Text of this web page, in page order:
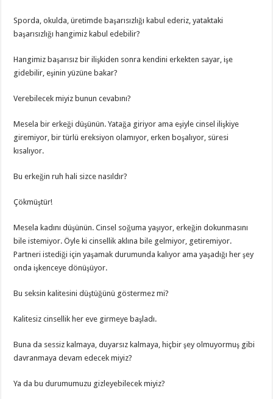
Sporda, okulda, üretimde başarısızlığı kabul ederiz, yataktaki
başarısızlığı hangimiz kabul edebilir?
Hangimiz başarısız bir ilişkiden sonra kendini erkekten sayar, işe
gidebilir, eşinin yüzüne bakar?
Verebilecek miyiz bunun cevabını?
Mesela bir erkeği düşünün. Yatağa giriyor ama eşiyle cinsel ilişkiye
giremiyor, bir türlü ereksiyon olamıyor, erken boşalıyor, süresi
kısalıyor.
Bu erkeğin ruh hali sizce nasıldır?
Çökmüştür!
Mesela kadını düşünün. Cinsel soğuma yaşıyor, erkeğin dokunmasını
bile istemiyor. Öyle ki cinsellik aklına bile gelmiyor, getiremiyor.
Partneri istediği için yaşamak durumunda kalıyor ama yaşadığı her şey
onda işkenceye dönüşüyor.
Bu seksin kalitesini düştüğünü göstermez mi?
Kalitesiz cinsellik her eve girmeye başladı.
Buna da sessiz kalmaya, duyarsız kalmaya, hiçbir şey olmuyormuş gibi
davranmaya devam edecek miyiz?
Ya da bu durumumuzu gizleyebilecek miyiz?